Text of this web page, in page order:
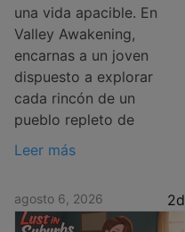
una vida apacible. En
Valley Awakening,
encarnas a un joven
dispuesto a explorar
cada rincón de un
pueblo repleto de
Leer más
agosto 6, 2026 2d